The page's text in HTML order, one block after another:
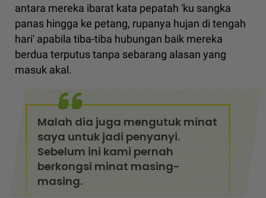
antara mereka ibarat kata pepatah 'ku sangka
panas hingga ke petang, rupanya hujan di tengah
hari' apabila tiba-tiba hubungan baik mereka
berdua terputus tanpa sebarang alasan yang
masuk akal.
Malah dia juga mengutuk minat
saya untuk jadi penyanyi.
Sebelum ini kami pernah
berkongsi minat masing-
masing.